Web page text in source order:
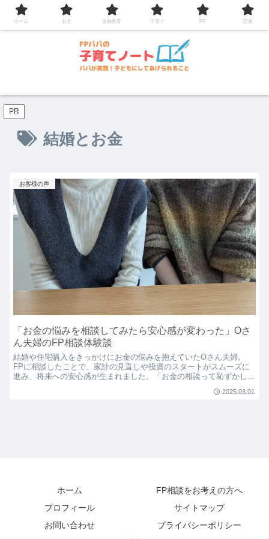
コンテンツへスキップ
PR
結婚とお金
お客様の声
「お金の悩みを相談してみたら安心感が変わった」Oさ
ん夫婦のFP相談体験談
結婚や住宅購入をきっかけにお金の悩みを抱えていたOさん夫婦。
FPに相談したことで、家計の見直しや投資のスタートがスムーズに
進み、将来への安心感が生まれました。「お金の相談って恥ずかし
2025.03.01
ホーム
FP相談をお考えの方へ
プロフィール
サイトマップ
お問い合わせ
プライバシーポリシー
ホーム お金 金融教育 子育て FP 読書